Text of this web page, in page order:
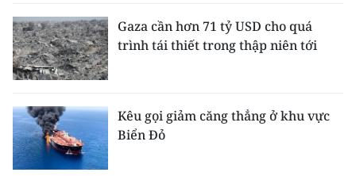
Gaza cần hơn 71 tỷ USD cho quá
trình tái thiết trong thập niên tới
Kêu gọi giảm căng thẳng ở khu vực
Biển Đỏ